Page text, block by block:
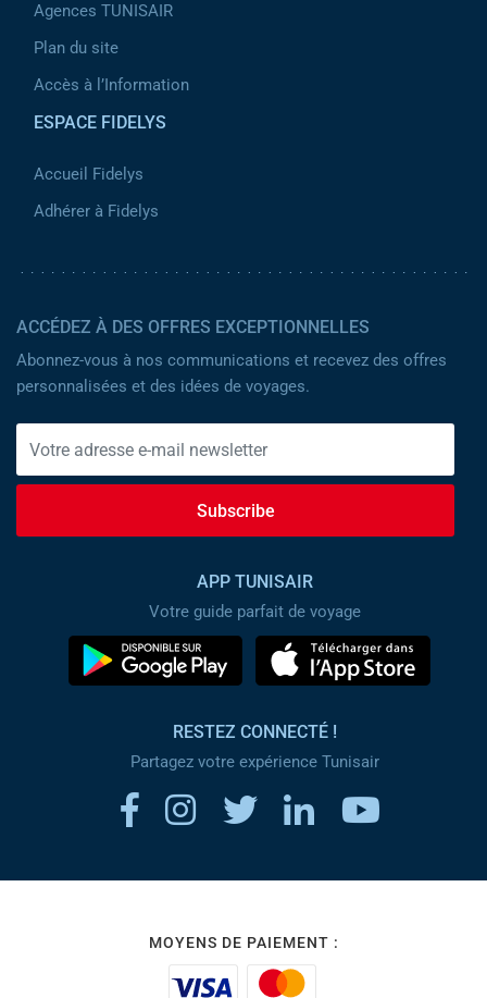
Agences TUNISAIR
Plan du site
Accès à l’Information
ESPACE FIDELYS
Accueil Fidelys
Adhérer à Fidelys
ACCÉDEZ À DES OFFRES EXCEPTIONNELLES
Abonnez-vous à nos communications et recevez des offres
personnalisées et des idées de voyages.
Subscribe
APP TUNISAIR
Votre guide parfait de voyage
RESTEZ CONNECTÉ !
Partagez votre expérience Tunisair
MOYENS DE PAIEMENT :